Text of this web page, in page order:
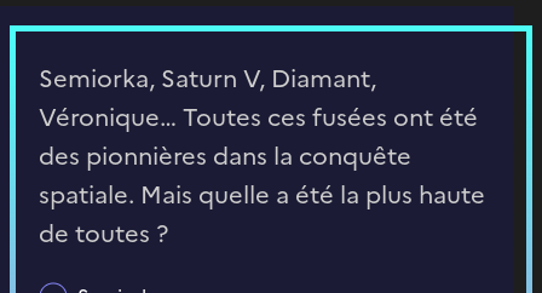
Semiorka, Saturn V, Diamant,
Véronique… Toutes ces fusées ont été
des pionnières dans la conquête
spatiale. Mais quelle a été la plus haute
de toutes ?